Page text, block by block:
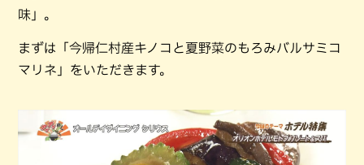
味」。
まずは「今帰仁村産キノコと夏野菜のもろみバルサミコ
マリネ」をいただきます。